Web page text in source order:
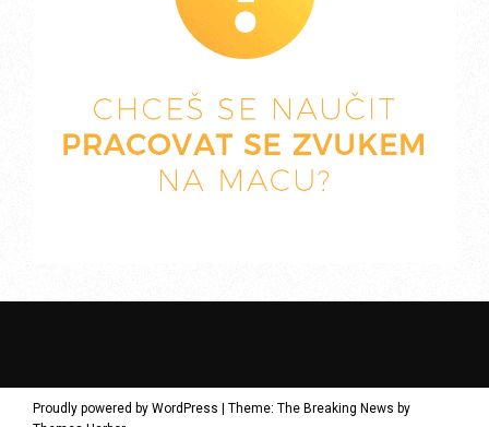
Proudly powered by WordPress
Theme: The Breaking News by